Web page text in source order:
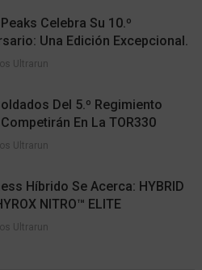
Celebra Su 10.º
Una Edición Excepcional.
Ultrarun
Del 5.º Regimiento
En La TOR330
Ultrarun
Híbrido Se Acerca: HYBRID
NITRO™ ELITE
Ultrarun